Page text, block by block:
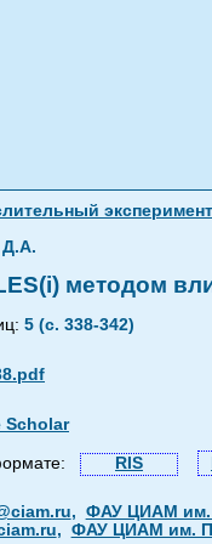
методом
5 (с. 338-342)
Scholar
RIS
, ФАУ ЦИАМ им.
, ФАУ ЦИАМ им.